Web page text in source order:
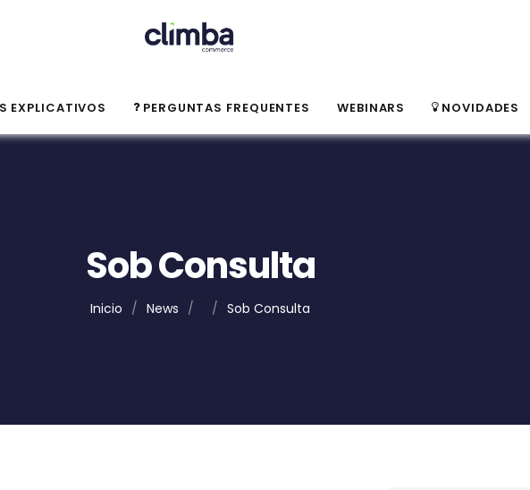
EXPLICATIVOS PERGUNTAS FREQUENTES WEBINARS NOVIDADES
Sob Consulta
Inicio / News / / Sob Consulta